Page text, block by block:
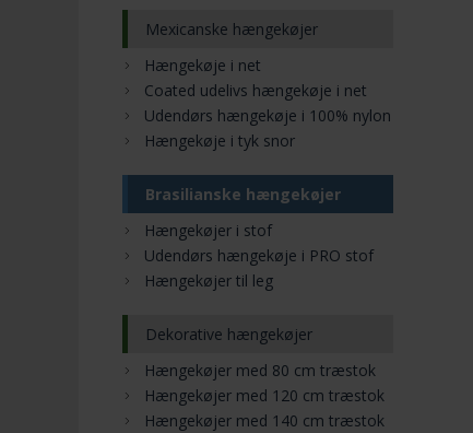
Mexicanske hængekøjer
Hængekøje i net
Coated udelivs hængekøje i net
Udendørs hængekøje i 100% nylon
Hængekøje i tyk snor
Brasilianske hængekøjer
Hængekøjer i stof
Udendørs hængekøje i PRO stof
Hængekøjer til leg
Dekorative hængekøjer
Hængekøjer med 80 cm træstok
Hængekøjer med 120 cm træstok
Hængekøjer med 140 cm træstok